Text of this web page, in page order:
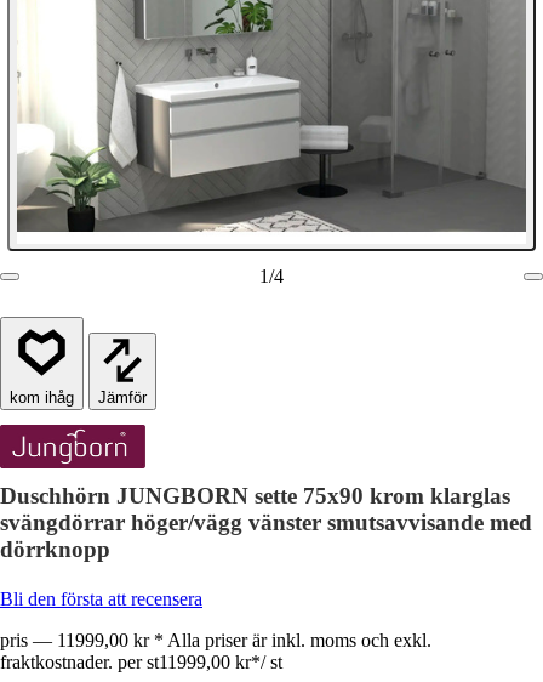
1/4
Jämför
Duschhörn JUNGBORN sette 75x90 krom klarglas
svängdörrar höger/vägg vänster smutsavvisande med
dörrknopp
Bli den första att recensera
pris — 11999,00 kr * Alla priser är inkl. moms och exkl.
fraktkostnader. per st11999,00 kr*/ st